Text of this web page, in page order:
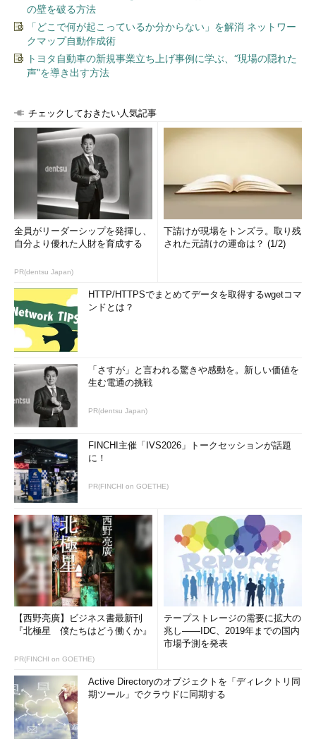
環境の分散が実現できる。
次ページでは、「トランザクションとデータの一貫性」「オプ
ティマイザ」の違いについても検証してみます。
の壁を破る方法
「どこで何が起こっているか分からない」を解消 ネットワー
クマップ自動作成術
トヨタ自動車の新規事業立ち上げ事例に学ぶ、“現場の隠れた
声”を導き出す方法
チェックしておきたい人気記事
全員がリーダーシップを発揮し、
自分より優れた人財を育成する
PR(dentsu Japan)
下請けが現場をトンズラ。取り残
された元請けの運命は？ (1/2)
HTTP/HTTPSでまとめてデータを取得するwgetコマ
ンドとは？
「さすが」と言われる驚きや感動を。新しい価値を
生む電通の挑戦
PR(dentsu Japan)
FINCHI主催「IVS2026」トークセッションが話題
に！
PR(FINCHI on GOETHE)
【西野亮廣】ビジネス書最新刊
『北極星 僕たちはどう働くか』
PR(FINCHI on GOETHE)
テープストレージの需要に拡大の
兆し――IDC、2019年までの国内
市場予測を発表
Active Directoryのオブジェクトを「ディレクトリ同
期ツール」でクラウドに同期する